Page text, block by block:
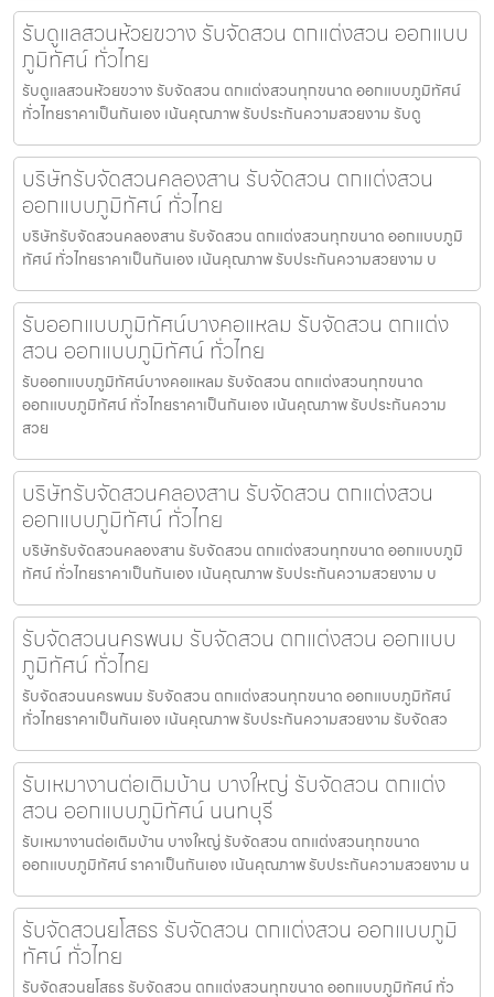
รับดูแลสวนห้วยขวาง รับจัดสวน ตกแต่งสวน ออกแบบ
ภูมิทัศน์ ทั่วไทย
รับดูแลสวนห้วยขวาง รับจัดสวน ตกแต่งสวนทุกขนาด ออกแบบภูมิทัศน์
ทั่วไทยราคาเป็นกันเอง เน้นคุณภาพ รับประกันความสวยงาม รับดู
บริษัทรับจัดสวนคลองสาน รับจัดสวน ตกแต่งสวน
ออกแบบภูมิทัศน์ ทั่วไทย
บริษัทรับจัดสวนคลองสาน รับจัดสวน ตกแต่งสวนทุกขนาด ออกแบบภูมิ
ทัศน์ ทั่วไทยราคาเป็นกันเอง เน้นคุณภาพ รับประกันความสวยงาม บ
รับออกแบบภูมิทัศน์บางคอแหลม รับจัดสวน ตกแต่ง
สวน ออกแบบภูมิทัศน์ ทั่วไทย
รับออกแบบภูมิทัศน์บางคอแหลม รับจัดสวน ตกแต่งสวนทุกขนาด
ออกแบบภูมิทัศน์ ทั่วไทยราคาเป็นกันเอง เน้นคุณภาพ รับประกันความ
สวย
บริษัทรับจัดสวนคลองสาน รับจัดสวน ตกแต่งสวน
ออกแบบภูมิทัศน์ ทั่วไทย
บริษัทรับจัดสวนคลองสาน รับจัดสวน ตกแต่งสวนทุกขนาด ออกแบบภูมิ
ทัศน์ ทั่วไทยราคาเป็นกันเอง เน้นคุณภาพ รับประกันความสวยงาม บ
รับจัดสวนนครพนม รับจัดสวน ตกแต่งสวน ออกแบบ
ภูมิทัศน์ ทั่วไทย
รับจัดสวนนครพนม รับจัดสวน ตกแต่งสวนทุกขนาด ออกแบบภูมิทัศน์
ทั่วไทยราคาเป็นกันเอง เน้นคุณภาพ รับประกันความสวยงาม รับจัดสว
รับเหมางานต่อเติมบ้าน บางใหญ่ รับจัดสวน ตกแต่ง
สวน ออกแบบภูมิทัศน์ นนทบุรี
รับเหมางานต่อเติมบ้าน บางใหญ่ รับจัดสวน ตกแต่งสวนทุกขนาด
ออกแบบภูมิทัศน์ ราคาเป็นกันเอง เน้นคุณภาพ รับประกันความสวยงาม น
รับจัดสวนยโสธร รับจัดสวน ตกแต่งสวน ออกแบบภูมิ
ทัศน์ ทั่วไทย
รับจัดสวนยโสธร รับจัดสวน ตกแต่งสวนทุกขนาด ออกแบบภูมิทัศน์ ทั่ว